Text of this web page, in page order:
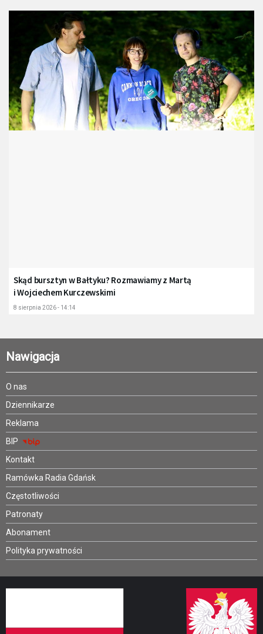
Skąd bursztyn w Bałtyku? Rozmawiamy z Martą
i Wojciechem Kurczewskimi
8 sierpnia 2026 - 14:14
Nawigacja
O nas
Dziennikarze
Reklama
BIP
Kontakt
Ramówka Radia Gdańsk
Częstotliwości
Patronaty
Abonament
Polityka prywatności